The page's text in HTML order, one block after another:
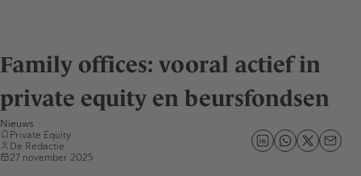
Family offices: vooral actief in
private equity en beursfondsen
Nieuws
Private Equity
De Redactie
27 november 2025